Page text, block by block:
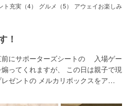
ト充実（4） グルメ（5）
アウェイお楽しみ
！
前にサポーターズシートの 入場ゲー
ってくれますが、 この日は親子で現
ゼントの メルカリボックスをア…